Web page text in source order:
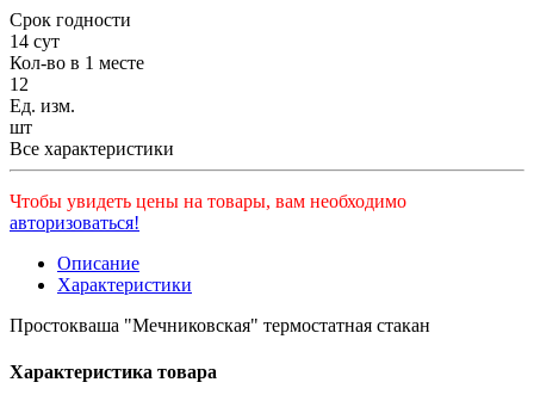
Срок годности
14 сут
Кол-во в 1 месте
12
Ед. изм.
шт
Все характеристики
Чтобы увидеть цены на товары, вам необходимо
авторизоваться!
Описание
Характеристики
Простокваша "Мечниковская" термостатная стакан
Характеристика товара